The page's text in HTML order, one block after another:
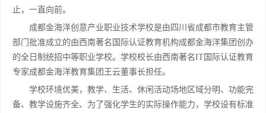
止，一直向前。
成都金海洋创意产业职业技术学校是由四川省成都市教育主管
部门批准成立的由西南著名国际认证教育机构成都金海洋集团创办
的全日制统招中等职业学校。学校校长由西南著名IT国际认证教育
专家成都金海洋教育集团王云董事长担任。
学校环境优美，教学、生活、休闲活动场地区域分明、功能完
备、教学设施齐全、为了强化学生的实际操作能力，学校设有标准